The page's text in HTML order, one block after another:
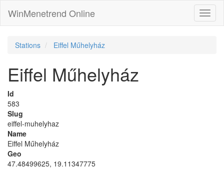
WinMenetrend Online
Stations Eiffel Műhelyház
Eiffel Műhelyház
Id
583
Slug
eiffel-muhelyhaz
Name
Eiffel Műhelyház
Geo
47.48499625, 19.11347775